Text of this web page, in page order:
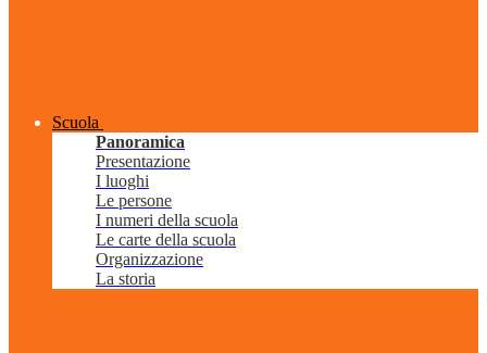
Scuola
Panoramica
Presentazione
I luoghi
Le persone
I numeri della scuola
Le carte della scuola
Organizzazione
La storia